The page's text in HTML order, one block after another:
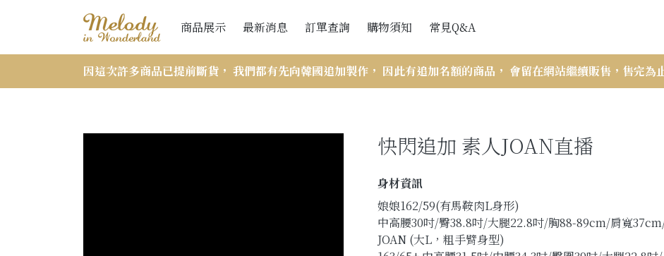
商品展示 最新消息 訂單查詢
訪客訂單查詢
購物須知
付款與出貨
折扣辦法
售後服務-瑕疵與寄錯商品
商品尺寸帳量示意圖與注意事項
常見Q&A
因這次許多商品已提前斷貨， 我們都有先向韓國追加製作， 因此有追加名額的商品， 會留在網站繼續販售，售完為
快閃追加 素人JOAN直播
身材資訊
娘娘162/59(有馬鞍肉L身形)
中高腰30吋/臀38.8吋/大腿22.8吋/胸88-89cm/肩寬
JOAN (大L，粗手臂身型)